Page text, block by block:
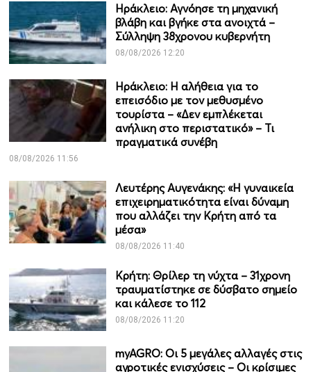
Ηράκλειο: Αγνόησε τη μηχανική
βλάβη και βγήκε στα ανοιχτά –
Σύλληψη 38χρονου κυβερνήτη
08/08/2026 12:20
Ηράκλειο: Η αλήθεια για το
επεισόδιο με τον μεθυσμένο
τουρίστα – «Δεν εμπλέκεται
ανήλικη στο περιστατικό» – Τι
πραγματικά συνέβη
08/08/2026 11:56
Λευτέρης Αυγενάκης: «Η γυναικεία
επιχειρηματικότητα είναι δύναμη
που αλλάζει την Κρήτη από τα
μέσα»
08/08/2026 11:40
Κρήτη: Θρίλερ τη νύχτα – 31χρονη
τραυματίστηκε σε δύσβατο σημείο
και κάλεσε το 112
08/08/2026 11:20
myAGRO: Οι 5 μεγάλες αλλαγές στις
αγροτικές ενισχύσεις – Οι κρίσιμες